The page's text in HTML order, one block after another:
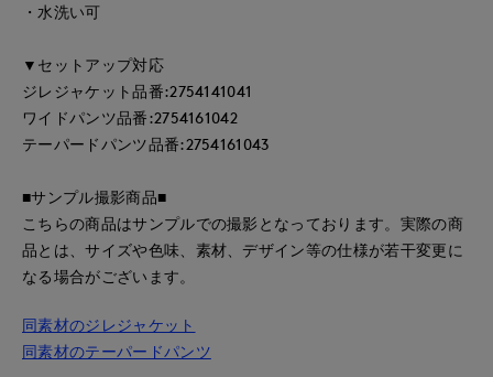
・水洗い可
▼セットアップ対応
ジレジャケット品番:2754141041
ワイドパンツ品番:2754161042
テーパードパンツ品番:2754161043
■サンプル撮影商品■
こちらの商品はサンプルでの撮影となっております。実際の商
品とは、サイズや色味、素材、デザイン等の仕様が若干変更に
なる場合がございます。
同素材のジレジャケット
同素材のテーパードパンツ